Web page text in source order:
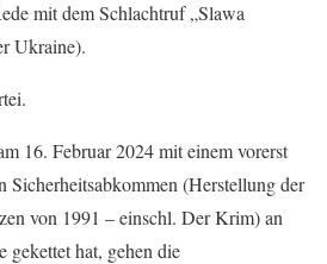
mit dem Schlachtruf „Slawa
Ukraine).
16. Februar 2024 mit einem vorerst
Sicherheitsabkommen (Herstellung der
von 1991 – einschl. Der Krim) an
gekettet hat, gehen die